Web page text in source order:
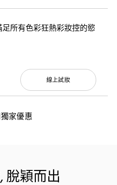
所有色彩狂熱彩妝控的慾
線上試妝
家優惠
脫穎而出